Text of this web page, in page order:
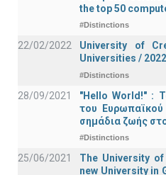
the top 50
#Distinctions
22/02/2022
University of
Universities /
#Distinctions
28/09/2021
"Hello World!" :
του Ευρωπαϊκού
σημάδια ζωής
#Distinctions
25/06/2021
The University
new University in